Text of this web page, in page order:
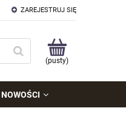
ZAREJESTRUJ SIĘ
(pusty)
NOWOŚCI